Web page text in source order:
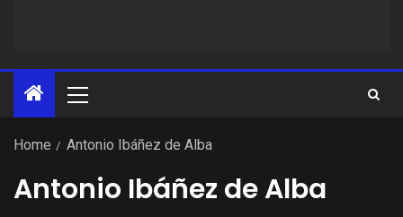
Home Antonio Ibáñez de Alba
Antonio Ibáñez de Alba